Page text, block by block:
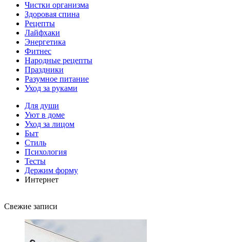
Чистки организма
Здоровая спина
Рецепты
Лайфхаки
Энергетика
Фитнес
Народные рецепты
Праздники
Разумное питание
Уход за руками
Для души
Уют в доме
Уход за лицом
Быт
Стиль
Психология
Тесты
Держим форму
Интернет
Свежие записи